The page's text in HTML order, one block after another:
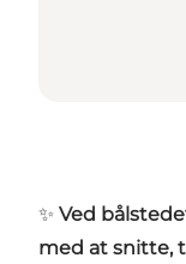
✨ Ved
med at snitte,